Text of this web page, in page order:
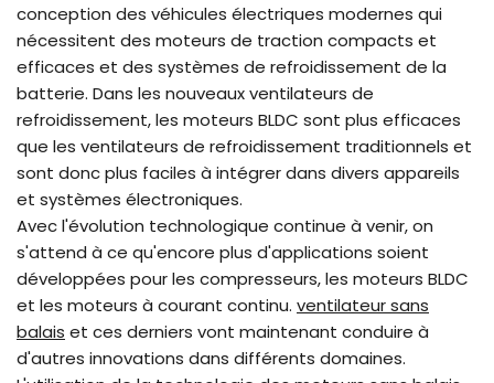
conception des véhicules électriques modernes qui
nécessitent des moteurs de traction compacts et
efficaces et des systèmes de refroidissement de la
batterie. Dans les nouveaux ventilateurs de
refroidissement, les moteurs BLDC sont plus efficaces
que les ventilateurs de refroidissement traditionnels et
sont donc plus faciles à intégrer dans divers appareils
et systèmes électroniques.
Avec l'évolution technologique continue à venir, on
s'attend à ce qu'encore plus d'applications soient
développées pour les compresseurs, les moteurs BLDC
et les moteurs à courant continu. ventilateur sans
balais et ces derniers vont maintenant conduire à
d'autres innovations dans différents domaines.